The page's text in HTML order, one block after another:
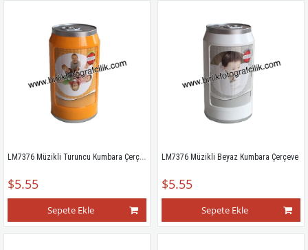
LM7376 Müzikli Turuncu Kumbara Çerçeve
$5.55
Sepete Ekle
LM7376 Müzikli Beyaz Kumbara Çerçeve
$5.55
Sepete Ekle